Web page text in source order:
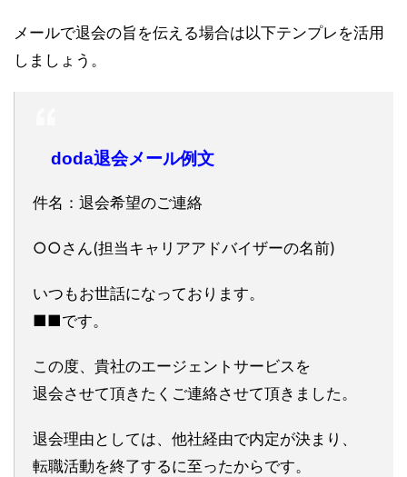
メールで退会の旨を伝える場合は以下テンプレを活用
しましょう。
doda退会メール例文
件名：退会希望のご連絡
○○さん(担当キャリアアドバイザーの名前)
いつもお世話になっております。
■■です。
この度、貴社のエージェントサービスを
退会させて頂きたくご連絡させて頂きました。
退会理由としては、他社経由で内定が決まり、
転職活動を終了するに至ったからです。